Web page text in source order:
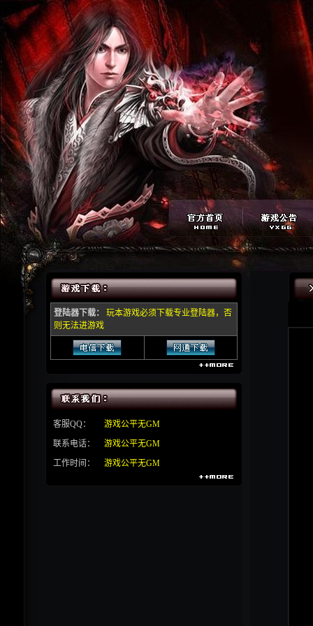
登陆器下载：
玩本游戏必须下载专业登陆器，否
则无法进游戏
客服QQ：
游戏公平无GM
联系电话：
游戏公平无GM
工作时间：
游戏公平无GM